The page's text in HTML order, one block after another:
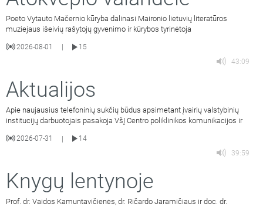
Poeto Vytauto Mačernio kūryba dalinasi Maironio lietuvių literatūros
muziejaus išeivių rašytojų gyvenimo ir kūrybos tyrinėtoja
2026-08-01
15
43:09
Aktualijos
Apie naujausius telefoninių sukčių būdus apsimetant įvairių valstybinių
institucijų darbuotojais pasakoja VšĮ Centro poliklinikos komunikacijos ir
2026-07-31 |
14
39:59
Knygų lentynoje
Prof. dr. Vaidos Kamuntavičienės, dr. Ričardo Jaramičiaus ir doc. dr.